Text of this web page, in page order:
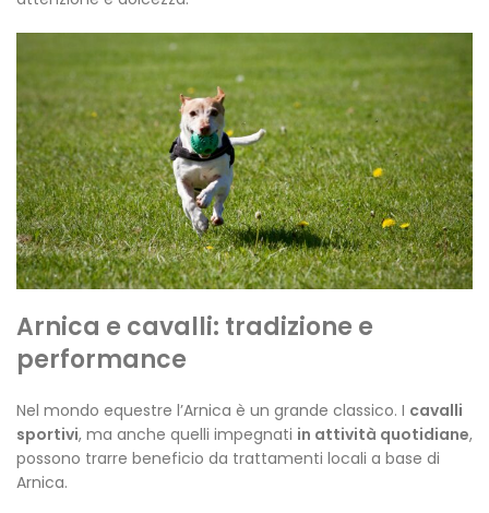
Arnica e cavalli: tradizione e
performance
Nel mondo equestre l’Arnica è un grande classico. I cavalli
sportivi, ma anche quelli impegnati in attività quotidiane,
possono trarre beneficio da trattamenti locali a base di
Arnica.